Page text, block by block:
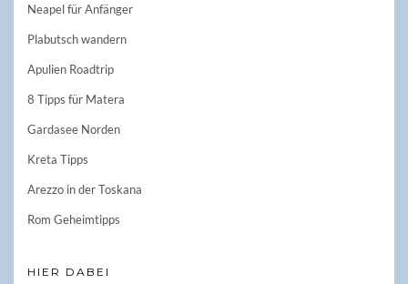
Neapel für Anfänger
Plabutsch wandern
Apulien Roadtrip
8 Tipps für Matera
Gardasee Norden
Kreta Tipps
Arezzo in der Toskana
Rom Geheimtipps
HIER DABEI